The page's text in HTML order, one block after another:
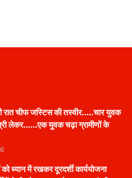
रात चीफ जस्टिस की तस्वीर…..चार युवक
लेकर……एक युवक चढ़ा ग्रामीणों के
ध्यान में रखकर दूरदर्शी कार्ययोजना